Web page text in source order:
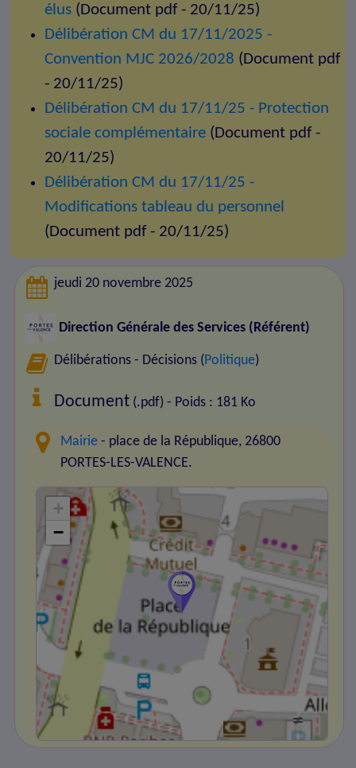
élus(Document pdf - 20/11/25)
Délibération CM du 17/11/2025 -
Convention MJC 2026/2028 (Document pdf
- 20/11/25)
Délibération CM du 17/11/25 - Protection
sociale complémentaire(Document pdf -
20/11/25)
Délibération CM du 17/11/25 -
Modifications tableau du personnel
(Document pdf - 20/11/25)
jeudi 20 novembre 2025
Direction Générale des Services (Référent)
Délibérations - Décisions ( Politique)
Document (.pdf) - Poids : 181 Ko
Mairie - place de la République, 26800
PORTES-LES-VALENCE.
+
−